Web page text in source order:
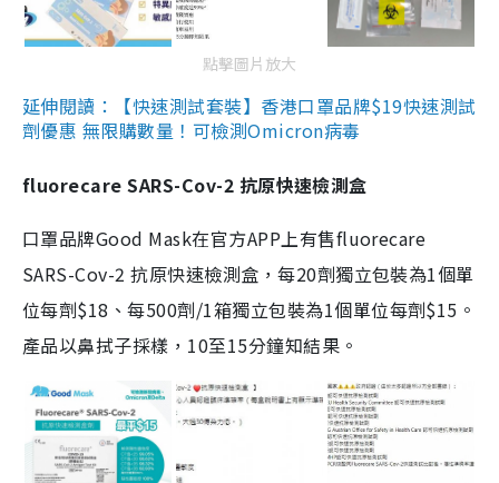
點擊圖片放大
延伸閱讀：【快速測試套裝】香港口罩品牌$19快速測試
劑優惠 無限購數量！可檢測Omicron病毒
fluorecare SARS-Cov-2 抗原快速檢測盒
口罩品牌Good Mask在官方APP上有售fluorecare
SARS-Cov-2 抗原快速檢測盒，每20劑獨立包裝為1個單
位每劑$18、每500劑/1箱獨立包裝為1個單位每劑$15。
產品以鼻拭子採樣，10至15分鐘知結果。